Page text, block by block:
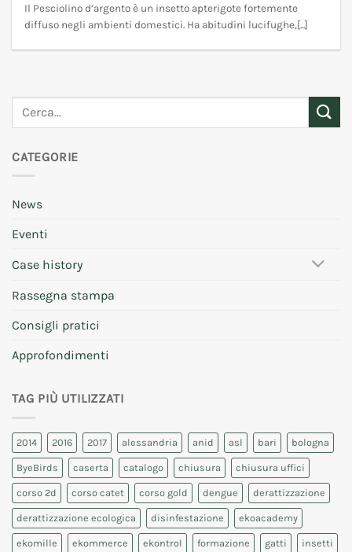
Il Pesciolino d’argento è un insetto apterigote fortemente
diffuso negli ambienti domestici. Ha abitudini lucifughe,[...]
CATEGORIE
News
Eventi
Case history
Rassegna stampa
Consigli pratici
Approfondimenti
TAG PIÙ UTILIZZATI
2014 2016 2017 alessandria anid asl bari bologna
ByeBirds caserta catalogo chiusura chiusura uffici
corso 2d corso catet corso gold dengue derattizzazione
derattizzazione ecologica disinfestazione ekoacademy
ekomille ekommerce ekontrol formazione gatti insetti